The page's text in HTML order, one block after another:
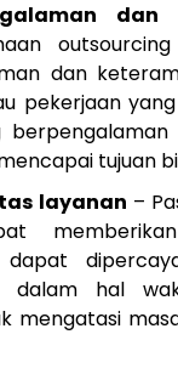
dan
dan
pekerjaan
tujuan
layanan –
dalam hal
mengatasi